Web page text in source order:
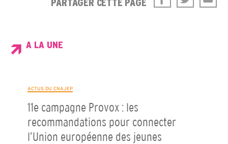
PARTAGER CETTE PAGE
A LA UNE
ACTUS DU CNAJEP
11e campagne Provox : les
recommandations pour connecter
l’Union européenne des jeunes